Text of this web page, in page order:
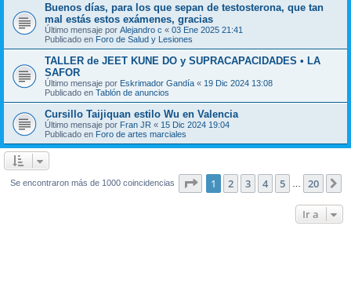
Buenos días, para los que sepan de testosterona, que tan
mal estás estos exámenes, gracias
Último mensaje por Alejandro c « 03 Ene 2025 21:41
Publicado en Foro de Salud y Lesiones
TALLER de JEET KUNE DO y SUPRACAPACIDADES • LA
SAFOR
Último mensaje por Eskrimador Gandía « 19 Dic 2024 13:08
Publicado en Tablón de anuncios
Cursillo Taijiquan estilo Wu en Valencia
Último mensaje por Fran JR « 15 Dic 2024 19:04
Publicado en Foro de artes marciales
Se encontraron más de 1000 coincidencias Página de 20
1 2 3 4 5 20
Ir a